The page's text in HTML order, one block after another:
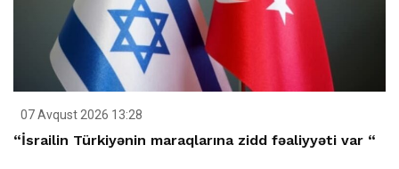
07 Avqust 2026 13:28
“İsrailin Türkiyənin maraqlarına zidd fəaliyyəti var “